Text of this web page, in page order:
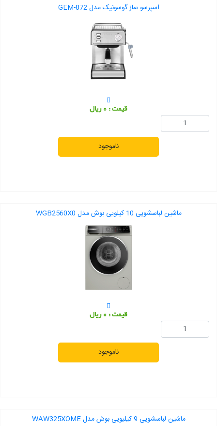
اسپرسو ساز گوسونیک مدل GEM-872
قیمت : 0 ریال
ناموجود
ماشین لباسشویی 10 کیلویی بوش مدل WGB2560X0
قیمت : 0 ریال
ناموجود
ماشین لباسشویی 9 کیلیویی بوش مدل WAW325XOME